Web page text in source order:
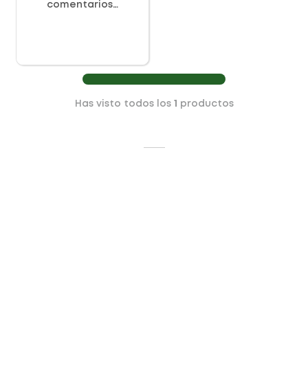
comentarios…
Has visto todos los productos